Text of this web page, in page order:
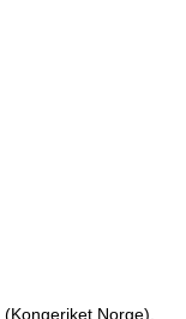
(Kongeriket Norge).